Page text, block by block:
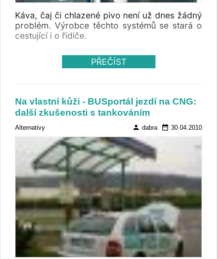
Káva, čaj či chlazené pivo není už dnes žádný
problém. Výrobce těchto systémů se stará o
cestující i o řidiče.
PŘEČÍST
Na vlastní kůži - BUSportál jezdí na CNG:
další zkušenosti s tankováním
Alternativy person dabra date_range 30.04.2010